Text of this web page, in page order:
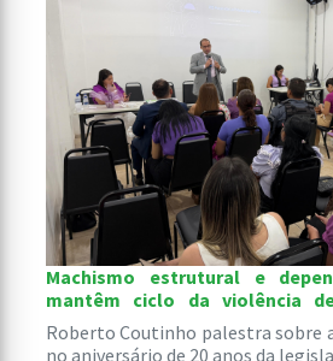
Machismo estrutural e
mantêm ciclo da violência
palestra de defensor público
Roberto Coutinho palestra sobre
no aniversário de 20 anos da